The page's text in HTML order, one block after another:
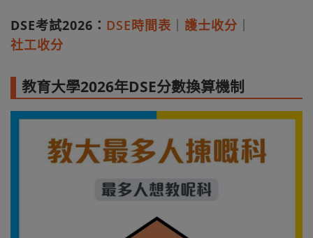
DSE考試2026： DSE時間表 護士收分
社工收分
教育大學2026年DSE分數換算機制